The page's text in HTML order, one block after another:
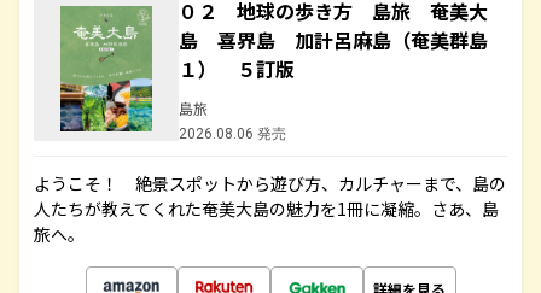
０２ 地球の歩き方 島旅 奄美大
島 喜界島 加計呂麻島（奄美群島
１） ５訂版
島旅
2026.08.06 発売
ようこそ！ 絶景スポットから遊び方、カルチャーまで、島の
人たちが教えてくれた奄美大島の魅力を1冊に凝縮。さあ、島
旅へ。
詳細を見る